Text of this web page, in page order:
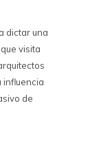
dictar una
visita
influencia
de